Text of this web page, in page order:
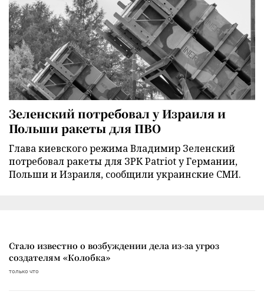
Зеленский потребовал у Израиля и
Польши ракеты для ПВО
Глава киевского режима Владимир Зеленский
потребовал ракеты для ЗРК Patriot у Германии,
Польши и Израиля, сообщили украинские СМИ.
Стало известно о возбуждении дела из-за угроз
создателям «Колобка»
только что